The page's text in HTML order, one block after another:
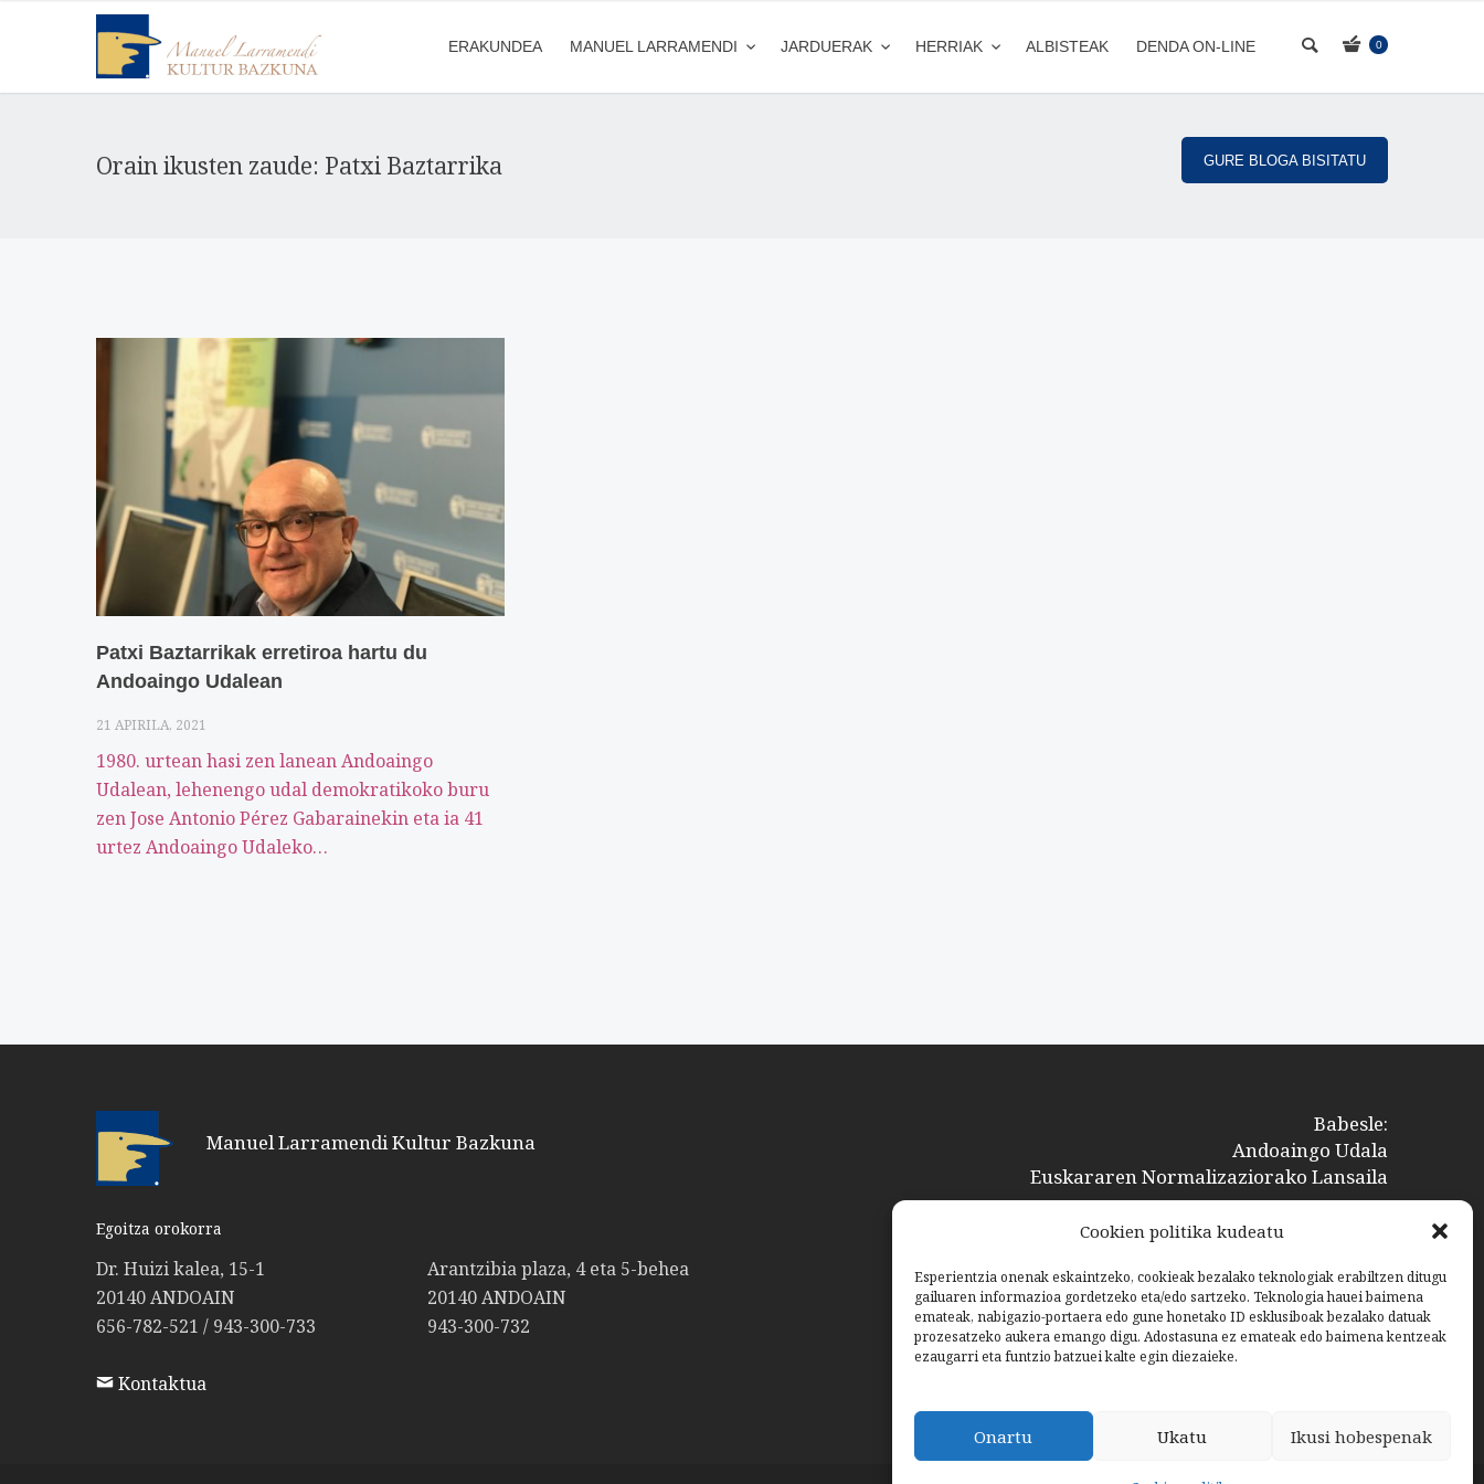
Cookien politika kudeatu
Esperientzia onenak eskaintzeko, cookieak bezalako teknologiak erabiltzen ditugu
gailuaren informazioa gordetzeko eta/edo sartzeko. Teknologia hauei baimena
emateak, nabigazio-portaera edo gune honetako ID esklusiboak bezalako datuak
prozesatzeko aukera emango digu. Adostasuna ez emateak edo baimena kentzeak
ezaugarri eta funtzio batzuei kalte egin diezaieke.
Onartu Ukatu Ikusi hobespenak
ERAKUNDEA MANUEL LARRAMENDI JARDUERAK HERRIAK ALBISTEAK DENDA ON-LINE 0
Orain ikusten zaude: Patxi Baztarrika GURE BLOGA BISITATU
Patxi Baztarrikak erretiroa hartu du
Andoaingo Udalean
21 APIRILA, 2021
1980. urtean hasi zen lanean Andoaingo
Udalean, lehenengo udal demokratikoko buru
zen Jose Antonio Pérez Gabarainekin eta ia 41
urtez Andoaingo Udaleko…
Manuel Larramendi Kultur Bazkuna
Egoitza orokorra
Dr. Huizi kalea, 15-1
20140 ANDOAIN
656-782-521 / 943-300-733
Kontaktua
Arantzibia plaza, 4 eta 5-behea
20140 ANDOAIN
943-300-732
Babesle:
Andoaingo Udala
Euskararen Normalizaziorako Lansaila